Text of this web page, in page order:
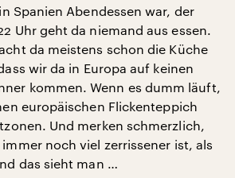
Spanien Abendessen war, der
Uhr geht da niemand aus essen.
da meistens schon die Küche
wir da in Europa auf keinen
kommen. Wenn es dumm läuft,
europäischen Flickenteppich
Und merken schmerzlich,
noch viel zerrissener ist, als
das sieht man …